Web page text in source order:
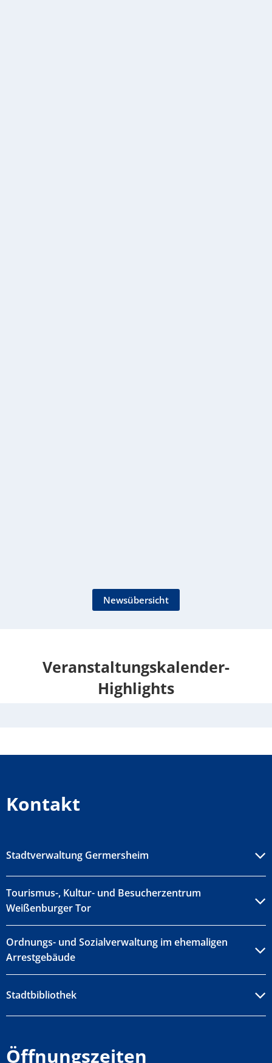
Newsübersicht
Veranstaltungskalender-
Highlights
Kontakt
Stadtverwaltung Germersheim
Tourismus-, Kultur- und Besucherzentrum
Weißenburger Tor
Ordnungs- und Sozialverwaltung im ehemaligen
Arrestgebäude
Stadtbibliothek
Öffnungszeiten